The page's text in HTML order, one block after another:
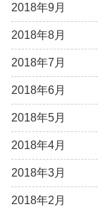
2018年9月
2018年8月
2018年7月
2018年6月
2018年5月
2018年4月
2018年3月
2018年2月